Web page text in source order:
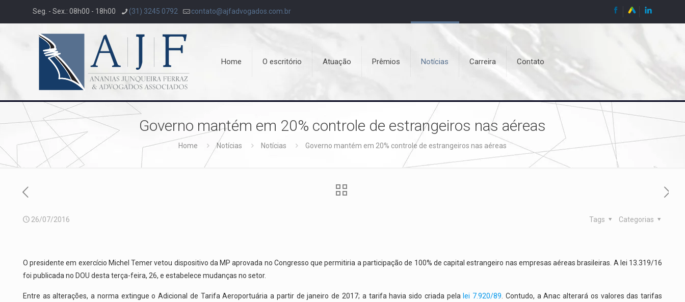
Seg. - Sex.: 08h00 - 18h00 (31) 3245 0792 contato@ajfadvogados.com.br
Home O escritório Atuação Prêmios Notícias Carreira Contato
Governo mantém em 20% controle de estrangeiros nas aéreas
Home Notícias Notícias Governo mantém em 20% controle de estrangeiros nas aéreas
26/07/2016 Categorias
Tags
O presidente em exercício Michel Temer vetou dispositivo da MP aprovada no Congresso que permitiria a participação de 100% de capital estrangeiro nas empresas aéreas brasileiras. A lei 13.319/16
foi publicada no DOU desta terça-feira, 26, e estabelece mudanças no setor.
Entre as alterações, a norma extingue o Adicional de Tarifa Aeroportuária a partir de janeiro de 2017; a tarifa havia sido criada pela lei 7.920/89 . Contudo, a Anac alterará os valores das tarifas